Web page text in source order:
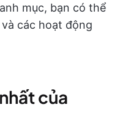
mục, bạn có thể
và các hoạt động
của